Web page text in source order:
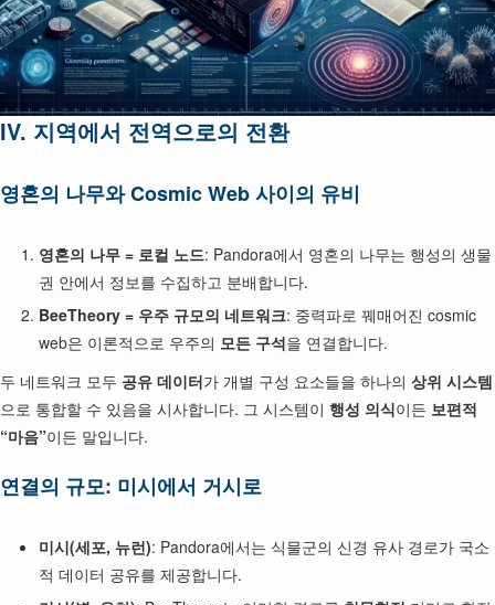
IV. 지역에서 전역으로의 전환
영혼의 나무와 Cosmic Web 사이의 유비
영혼의 나무 = 로컬 노드: Pandora에서 영혼의 나무는 행성의 생물
권 안에서 정보를 수집하고 분배합니다.
BeeTheory = 우주 규모의 네트워크: 중력파로 꿰매어진 cosmic
web은 이론적으로 우주의 모든 구석을 연결합니다.
두 네트워크 모두 공유 데이터가 개별 구성 요소들을 하나의 상위 시스템
으로 통합할 수 있음을 시사합니다. 그 시스템이 행성 의식이든 보편적
“마음”이든 말입니다.
연결의 규모: 미시에서 거시로
미시(세포, 뉴런): Pandora에서는 식물군의 신경 유사 경로가 국소
적 데이터 공유를 제공합니다.